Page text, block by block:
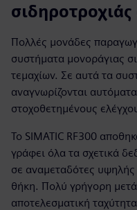
Πολλές μονάδες
συστήματα μονοράγιας
τεμαχίων. Σε αυτά τα
αναγνωρίζονται αυτόματα
στοχοθετημένους
Το SIMATIC RF300
γράφει όλα τα σχετικά
σε αναμεταδότες
θήκη. Πολύ γρήγορη
αποτελεσματική